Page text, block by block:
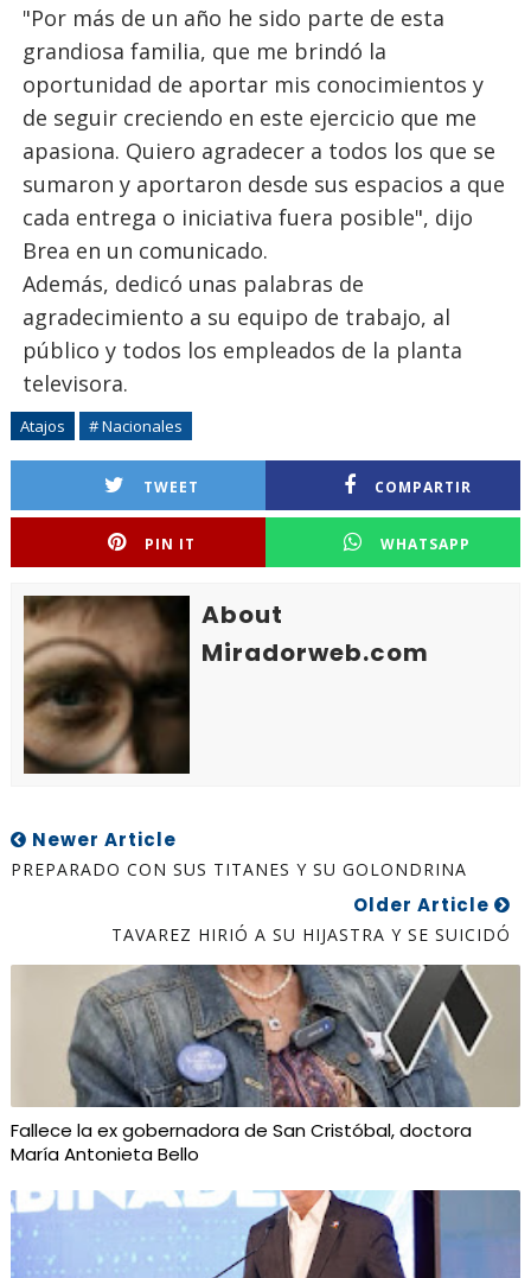
"Por más de un año he sido parte de esta
grandiosa familia, que me brindó la
oportunidad de aportar mis conocimientos y
de seguir creciendo en este ejercicio que me
apasiona. Quiero agradecer a todos los que se
sumaron y aportaron desde sus espacios a que
cada entrega o iniciativa fuera posible", dijo
Brea en un comunicado.
Además, dedicó unas palabras de
agradecimiento a su equipo de trabajo, al
público y todos los empleados de la planta
televisora.
Atajos # Nacionales
TWEET COMPARTIR
PIN IT WHATSAPP
About
Miradorweb.com
Newer Article
PREPARADO CON SUS TITANES Y SU GOLONDRINA
Older Article
TAVAREZ HIRIÓ A SU HIJASTRA Y SE SUICIDÓ
Fallece la ex gobernadora de San Cristóbal, doctora
María Antonieta Bello